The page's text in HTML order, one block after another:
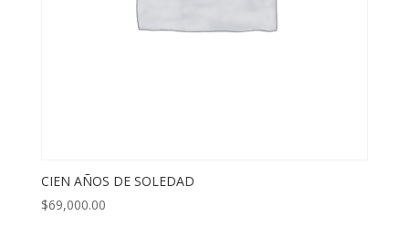
CIEN AÑOS DE SOLEDAD
$69,000.00